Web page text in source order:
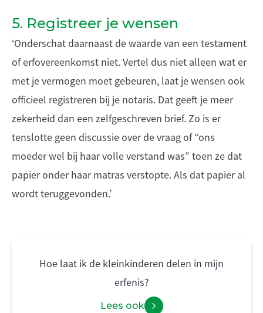
5. Registreer je wensen
‘Onderschat daarnaast de waarde van een testament
of erfovereenkomst niet. Vertel dus niet alleen wat er
met je vermogen moet gebeuren, laat je wensen ook
officieel registreren bij je notaris. Dat geeft je meer
zekerheid dan een zelfgeschreven brief. Zo is er
tenslotte geen discussie over de vraag of “ons
moeder wel bij haar volle verstand was” toen ze dat
papier onder haar matras verstopte. Als dat papier al
wordt teruggevonden.’
Hoe laat ik de kleinkinderen delen in mijn
erfenis?
Lees ook